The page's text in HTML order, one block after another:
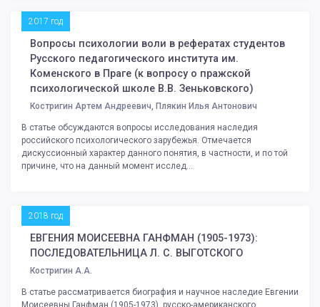
2017 год
Вопросы психологии воли в рефератах студентов
Русского педагогического института им.
Коменского в Праге (к вопросу о пражской
психологической школе В.В. Зеньковского)
Костригин Артем Андреевич, Плякин Илья Антонович
В статье обсуждаются вопросы исследования наследия
российского психологического зарубежья. Отмечается
дискуссионный характер данного понятия, в частности, и по той
причине, что на данный момент исслед...
2018 год
ЕВГЕНИЯ МОИСЕЕВНА ГАНФМАН (1905-1973):
ПОСЛЕДОВАТЕЛЬНИЦА Л. С. ВЫГОТСКОГО
Костригин А.А.
В статье рассматривается биография и научное наследие Евгении
Моисеевны Ганфман (1905-1973), русско-американского